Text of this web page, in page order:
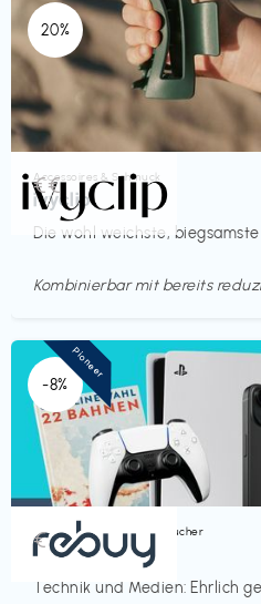
20%
Accessoires & Schmuck
ivyclip
Die wohl weichste,
€€‎
Kombinierbar mit bereits
-8%
Bücher, Magazine & Hörbücher
rebuy
Technik und Medien: Ehrlich
€‎
Pioneer